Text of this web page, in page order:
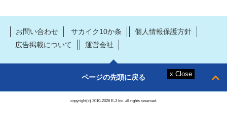
お問い合わせ サカイク10か条
個人情報保護方針
広告掲載について
運営会社
ページの先頭に戻る
copyright(c) 2010-2026 E-3 Inc. all rights reserved.